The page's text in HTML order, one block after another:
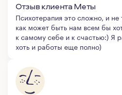
Отзыв клиента Меты
Психотерапия это сложно, и
как может быть нам всем бы
к самому себе и к счастью:) Я
хоть и работы еще полно)